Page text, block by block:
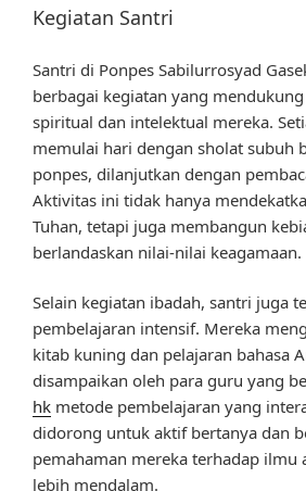
Kegiatan Santri
Santri di Ponpes Sabilurrosyad
berbagai kegiatan yang
spiritual dan intelektual mereka.
memulai hari dengan sholat subuh
ponpes, dilanjutkan dengan
Aktivitas ini tidak hanya
Tuhan, tetapi juga membangun
berlandaskan nilai-nilai keagamaan.
Selain kegiatan ibadah, santri juga
pembelajaran intensif. Mereka
kitab kuning dan pelajaran bahasa
disampaikan oleh para guru yang
hk metode pembelajaran yang
didorong untuk aktif bertanya dan
pemahaman mereka terhadap ilmu
lebih mendalam.